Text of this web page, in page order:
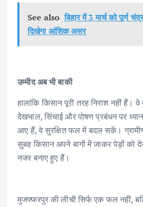
See also बिहार में 3 मार्च को पूर्ण
दिखेगा आंशिक असर
उम्मीद अब भी बाकी
हालांकि किसान पूरी तरह निराश नहीं हैं। वे
देखभाल, सिंचाई और पोषण प्रबंधन पर
आए हैं, वे सुरक्षित फल में बदल सकें।
सुबह किसान अपने बागों में जाकर पेड़ों को
नजर बनाए हुए हैं।
मुजफ्फरपुर की लीची सिर्फ एक फल नहीं,